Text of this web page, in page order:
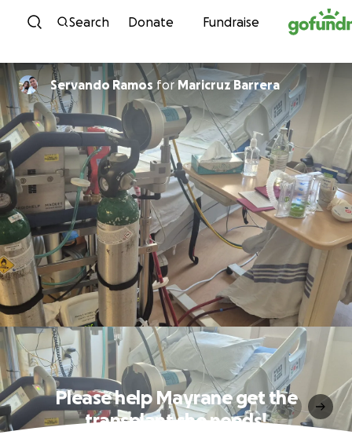
Skip to content
Search Donate Fundraise
Servando Ramos for Maricruz Barrera
Please help Mayrane get the
transplant she needs!